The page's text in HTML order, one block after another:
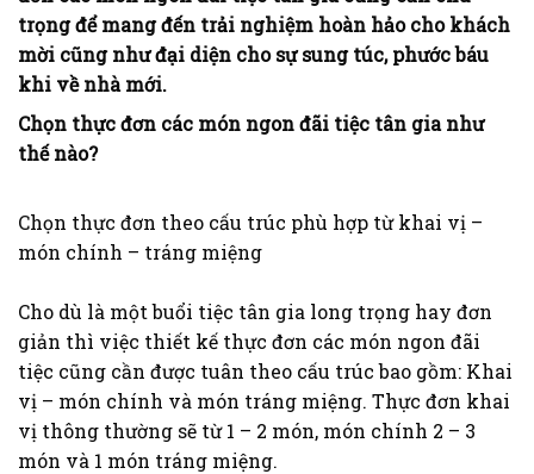
trọng để mang đến trải nghiệm hoàn hảo cho khách
mời cũng như đại diện cho sự sung túc, phước báu
khi về nhà mới.
Chọn thực đơn các món ngon đãi tiệc tân gia như
thế nào?
Chọn thực đơn theo cấu trúc phù hợp từ khai vị –
món chính – tráng miệng
Cho dù là một buổi tiệc tân gia long trọng hay đơn
giản thì việc thiết kế thực đơn các món ngon đãi
tiệc cũng cần được tuân theo cấu trúc bao gồm: Khai
vị – món chính và món tráng miệng. Thực đơn khai
vị thông thường sẽ từ 1 – 2 món, món chính 2 – 3
món và 1 món tráng miệng.